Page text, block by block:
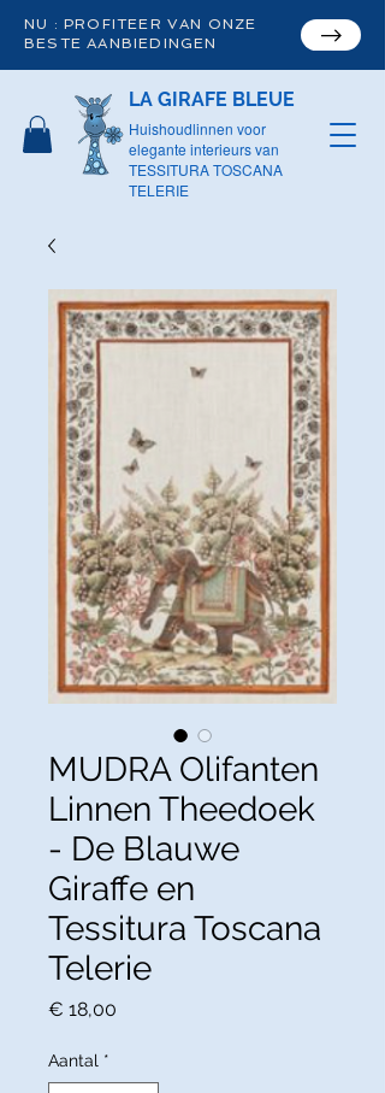
NU : PROFITEER VAN ONZE
BESTE AANBIEDINGEN
LA GIRAFE BLEUE
Huishoudlinnen voor
elegante interieurs van
TESSITURA TOSCANA
TELERIE
MUDRA Olifanten
Linnen Theedoek
- De Blauwe
Giraffe en
Tessitura Toscana
Telerie
€ 18,00
Aantal *